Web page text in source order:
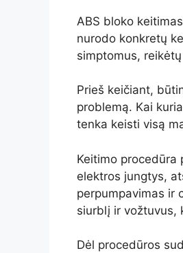
ABS bloko
nurodo konkretų
simptomus,
Prieš keičiant,
problemą. Kai
tenka keisti visą
Keitimo
elektros jungtys,
perpumpavimas ir
siurblį ir vožtuvus,
Dėl procedūros